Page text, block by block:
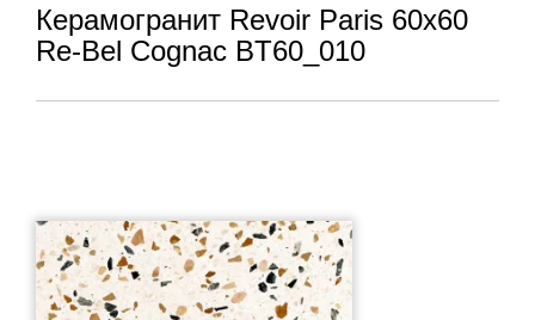
Керамогранит Revoir Paris 60x60
Re-Bel Cognac BT60_010